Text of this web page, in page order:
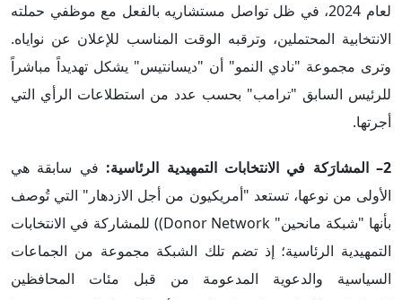
لعام 2024، في ظل تواصل مستشاريه بالفعل مع موظفي حملته
الانتخابية المحتملين، وترقبه الوقت المناسب للإعلان عن نواياه.
وترى مجموعة "نادي النمو" أن "ديسانتيس" يشكل تهديداً مباشراً
للرئيس السابق "ترامب" بحسب عدد من استطلاعات الرأي التي
أجرتها.
2– المشارَكة في الانتخابات التمهيدية الرئاسية:
في سابقة هي
الأولى من نوعها، تستعد "أمريكيون من أجل الازدهار" التي تُوصف
بأنها "شبكة مانحين" Donor Network)) للمشاركة في الانتخابات
التمهيدية الرئاسية؛ إذ تضم تلك الشبكة مجموعة من الجماعات
السياسية والدعوية المدعومة من قبل مئات المحافظين